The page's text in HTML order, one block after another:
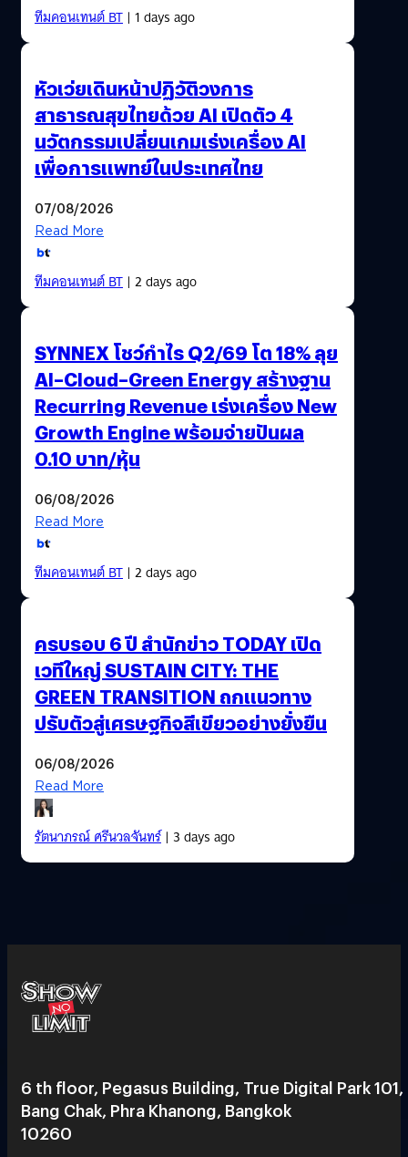
ทีมคอนเทนต์ BT| 1 days ago
หัวเว่ยเดินหน้าปฏิวัติวงการ
สาธารณสุขไทยด้วย AI เปิดตัว 4
นวัตกรรมเปลี่ยนเกมเร่งเครื่อง AI
เพื่อการแพทย์ในประเทศไทย
07/08/2026
Read More
ทีมคอนเทนต์ BT| 2 days ago
SYNNEX โชว์กำไร Q2/69 โต 18% ลุย
AI–Cloud–Green Energy สร้างฐาน
Recurring Revenue เร่งเครื่อง New
Growth Engine พร้อมจ่ายปันผล
0.10 บาท/หุ้น
06/08/2026
Read More
ทีมคอนเทนต์ BT| 2 days ago
ครบรอบ 6 ปี สำนักข่าว TODAY เปิด
เวทีใหญ่ SUSTAIN CITY: THE
GREEN TRANSITION ถกแนวทาง
ปรับตัวสู่เศรษฐกิจสีเขียวอย่างยั่งยืน
06/08/2026
Read More
รัตนาภรณ์ ศรีนวลจันทร์| 3 days ago
6 th floor, Pegasus Building, True Digital Park 101,
Bang Chak, Phra Khanong, Bangkok
10260